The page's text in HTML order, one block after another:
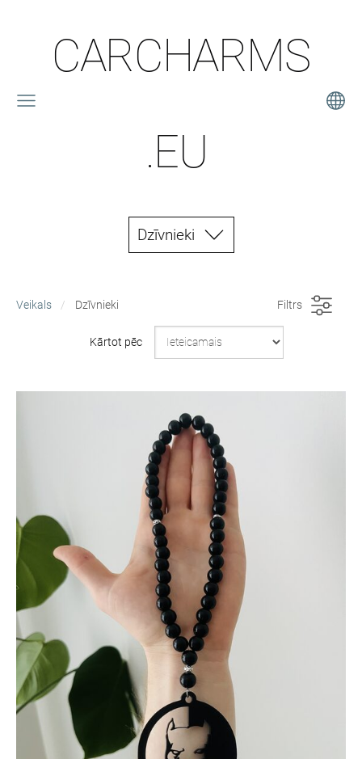
CARCHARMS
.EU
Dzīvnieki
Veikals Dzīvnieki Filtrs
Kārtot pēc